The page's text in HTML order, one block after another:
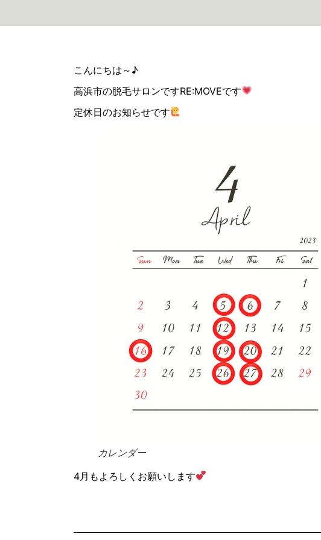
こんにちは～♪
高浜市の脱毛サロンですRE:MOVEです
定休日のお知らせです
カレンダー
4月もよろしくお願いします